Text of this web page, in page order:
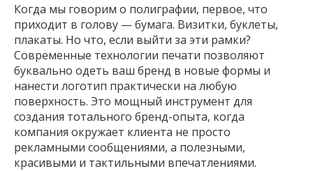
Когда мы говорим о полиграфии, первое, что
приходит в голову — бумага. Визитки, буклеты,
плакаты. Но что, если выйти за эти рамки?
Современные технологии печати позволяют
буквально одеть ваш бренд в новые формы и
нанести логотип практически на любую
поверхность. Это мощный инструмент для
создания тотального бренд-опыта, когда
компания окружает клиента не просто
рекламными сообщениями, а полезными,
красивыми и тактильными впечатлениями.